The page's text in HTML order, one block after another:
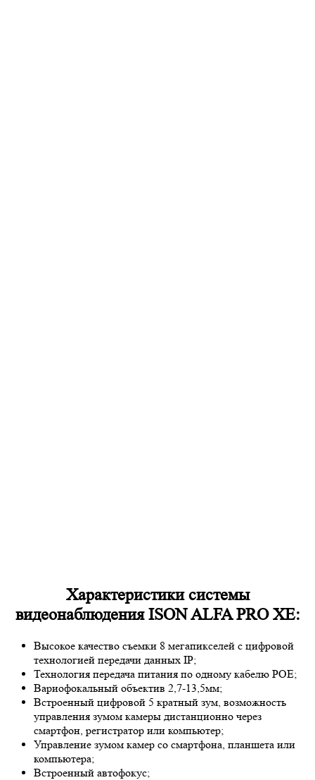
Характеристики системы
видеонаблюдения ISON ALFA PRO XE:
Высокое качество съемки 8 мегапикселей с цифровой
технологией передачи данных IP;
Технология передача питания по одному кабелю POE;
Вариофокальный объектив 2,7-13,5мм;
Встроенный цифровой 5 кратный зум, возможность
управления зумом камеры дистанционно через
смартфон, регистратор или компьютер;
Управление зумом камер со смартфона, планшета или
компьютера;
Встроенный автофокус;